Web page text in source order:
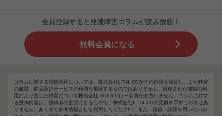
会員登録すると発達障害コラムが読み放題！
無料会員になる
コラムに対する投稿内容については、株式会社LITALICOがその内容を保証し、また特定
の施設、商品及びサービスの利用を推奨するものではありません。投稿された情報の利
用により生じた損害について株式会社LITALICOは一切責任を負いません。コラムに対す
る投稿内容は、投稿者の主観によるもので、株式会社LITALICOの見解を示すものではあ
りません。あくまで参考情報として利用してください。また、虚偽・誇張を用いたいわ